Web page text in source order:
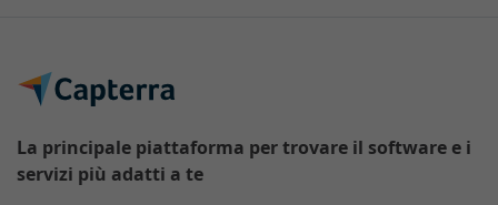
La principale piattaforma per trovare il software e i
servizi più adatti a te